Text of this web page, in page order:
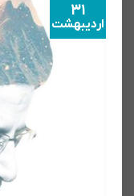
31
اردیبهشت